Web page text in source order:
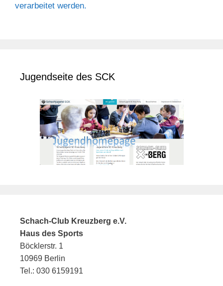
verarbeitet werden.
Jugendseite des SCK
Schach-Club Kreuzberg e.V.
Haus des Sports
Böcklerstr. 1
10969 Berlin
Tel.: 030 6159191